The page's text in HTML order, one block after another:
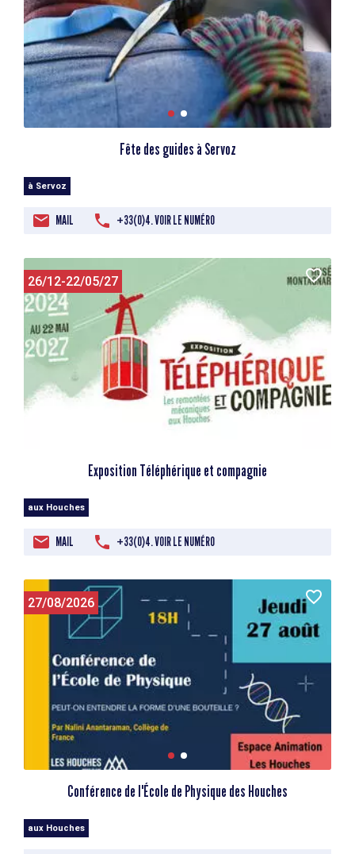
Fête des guides à Servoz
à Servoz
MAIL +33(0)4. VOIR LE NUMÉRO
26/12-22/05/27
Exposition Téléphérique et compagnie
aux Houches
MAIL +33(0)4. VOIR LE NUMÉRO
27/08/2026
Conférence de l'École de Physique des Houches
aux Houches